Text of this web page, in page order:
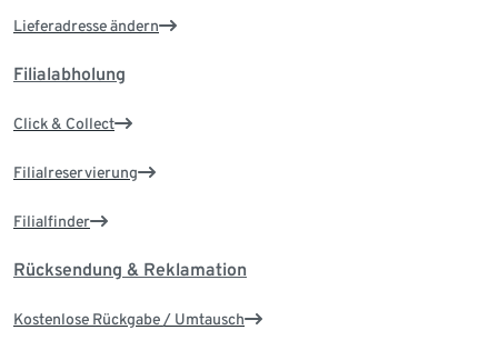
Lieferadresse ändern
Filialabholung
Click & Collect
Filialreservierung
Filialfinder
Rücksendung & Reklamation
Kostenlose Rückgabe / Umtausch